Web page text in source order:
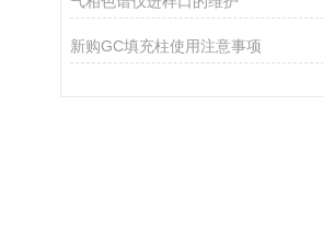
新购GC填充柱使用注意事项